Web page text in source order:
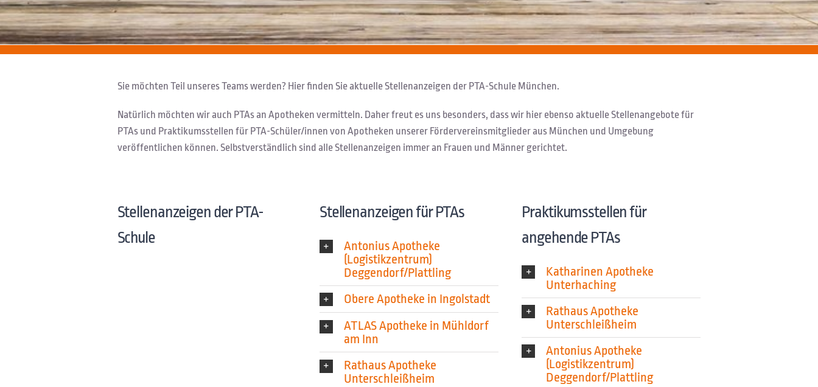
Sie möchten Teil unseres Teams werden? Hier finden Sie aktuelle Stellenanzeigen der PTA-Schule München.
Natürlich möchten wir auch PTAs an Apotheken vermitteln. Daher freut es uns besonders, dass wir hier ebenso aktuelle Stellenangebote für
PTAs und Praktikumsstellen für PTA-Schüler/innen von Apotheken unserer Fördervereinsmitglieder aus München und Umgebung
veröffentlichen können. Selbstverständlich sind alle Stellenanzeigen immer an Frauen und Männer gerichtet.
Stellenanzeigen der PTA-
Schule
Stellenanzeigen für PTAs
Antonius Apotheke
(Logistikzentrum)
Deggendorf/Plattling
Obere Apotheke in Ingolstadt
ATLAS Apotheke in Mühldorf
am Inn
Rathaus Apotheke
Unterschleißheim
Praktikumsstellen für
angehende PTAs
Katharinen Apotheke
Unterhaching
Rathaus Apotheke
Unterschleißheim
Antonius Apotheke
(Logistikzentrum)
Deggendorf/Plattling